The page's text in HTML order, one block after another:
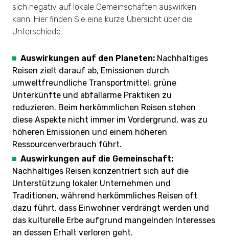
sich negativ auf lokale Gemeinschaften auswirken
kann. Hier finden Sie eine kurze Übersicht über die
Unterschiede:
Auswirkungen auf den Planeten: Nachhaltiges
Reisen zielt darauf ab, Emissionen durch
umweltfreundliche Transportmittel, grüne
Unterkünfte und abfallarme Praktiken zu
reduzieren. Beim herkömmlichen Reisen stehen
diese Aspekte nicht immer im Vordergrund, was zu
höheren Emissionen und einem höheren
Ressourcenverbrauch führt.
Auswirkungen auf die Gemeinschaft:
Nachhaltiges Reisen konzentriert sich auf die
Unterstützung lokaler Unternehmen und
Traditionen, während herkömmliches Reisen oft
dazu führt, dass Einwohner verdrängt werden und
das kulturelle Erbe aufgrund mangelnden Interesses
an dessen Erhalt verloren geht.